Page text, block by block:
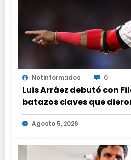
Notinformados 0
Luis Arráez debutó con
batazos claves que
ante Nacionales
Agosto 5, 2026